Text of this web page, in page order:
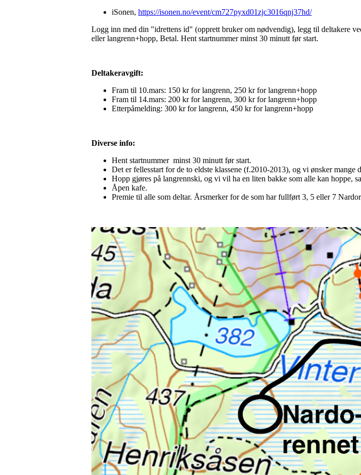
iSonen, https://isonen.no/event/cm727pyxd01zjc3016qnj37hd/
Logg inn med din "idrettens id" (opprett bruker om nødvendig), legg til deltakere
eller langrenn+hopp, Betal. Hent startnummer minst 30 minutt før start.
Deltakeravgift:
Fram til 10.mars: 150 kr for langrenn, 250 kr for langrenn+hopp
Fram til 14.mars: 200 kr for langrenn, 300 kr for langrenn+hopp
Etterpåmelding: 300 kr for langrenn, 450 kr for langrenn+hopp
Diverse info:
Hent startnummer minst 30 minutt før start.
Det er fellesstart for de to eldste klassene (f.2010-2013), og vi ønsker mange
Hopp gjøres på langrennski, og vi vil ha en liten bakke som alle kan hoppe,
Åpen kafe.
Premie til alle som deltar. Årsmerker for de som har fullført 3, 5 eller 7